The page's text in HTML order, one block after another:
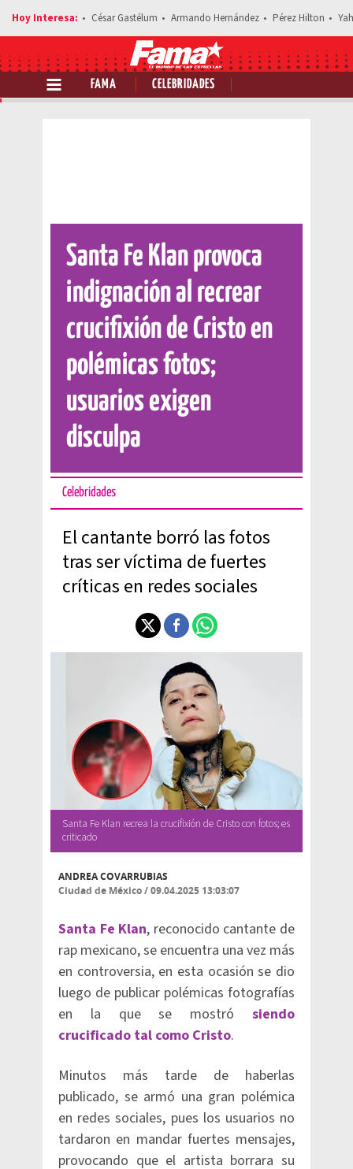
César Gastélum Armando Hernández Pérez Hilton
FAMA CELEBRIDADES
Comparte esta noticia
Santa Fe Klan provoca
indignación al recrear
crucifixión de Cristo en
polémicas fotos;
usuarios exigen
disculpa
Celebridades
El cantante borró las fotos
tras ser víctima de fuertes
críticas en redes sociales
Santa Fe Klan recrea la crucifixión de Cristo con fotos; es
criticado
ANDREA COVARRUBIAS
Ciudad de México/09.04.2025 13:03:07
Santa Fe Klan, reconocido cantante de
rap mexicano, se encuentra una vez más
en controversia, en esta ocasión se dio
luego de publicar polémicas fotografías
en la que se mostró siendo
crucificado tal como Cristo.
Minutos más tarde de haberlas
publicado, se armó una gran polémica
en redes sociales, pues los usuarios no
tardaron en mandar fuertes mensajes,
provocando que el artista borrara su